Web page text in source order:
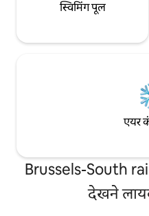
स्विमिंग पूल
एयर
Brussels-South
देखने